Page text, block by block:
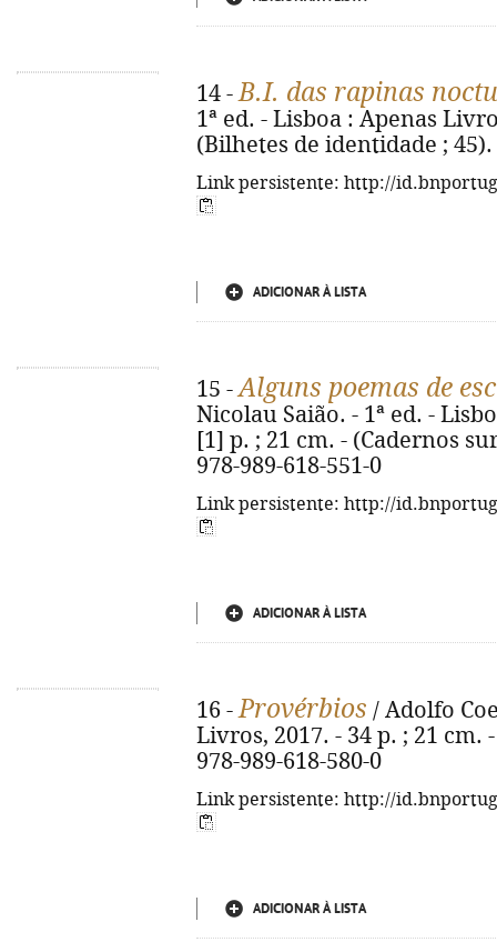
14 -B.I. das rapinas
1ª ed. - Lisboa : Apenas
(Bilhetes de identidade ; 45).
Link persistente: http://
ADICIONAR À LISTA
15 -Alguns poemas de
Nicolau Saião. - 1ª ed. -
[1] p. ; 21 cm. - (Cadernos
978-989-618-551-0
Link persistente: http://
ADICIONAR À LISTA
16 -Provérbios / Adolfo
Livros, 2017. - 34 p. ; 21 cm.
978-989-618-580-0
Link persistente: http://
ADICIONAR À LISTA